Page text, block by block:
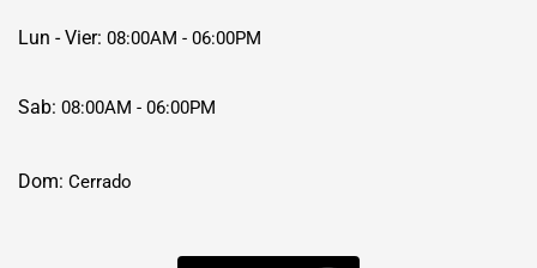
Lun - Vier: 08:00AM - 06:00PM
Sab: 08:00AM - 06:00PM
Dom: Cerrado